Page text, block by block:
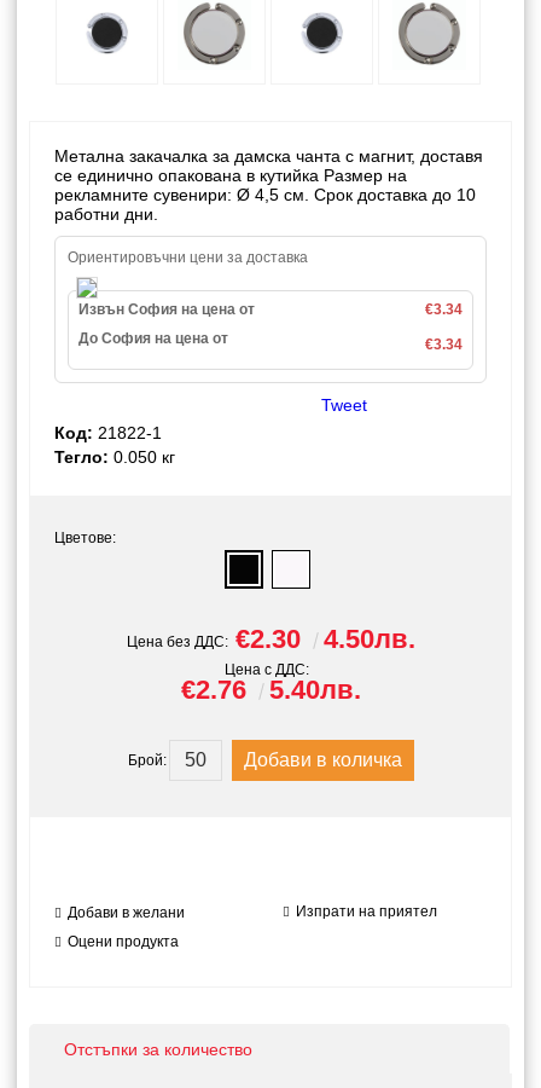
Метална закачалка за дамска чанта с магнит, доставя
се единично опакована в кутийка Размер на
рекламните сувенири: Ø 4,5 см. Срок доставка до 10
работни дни.
Ориентировъчни цени за доставка
Извън София на цена от
€3.34
До София на цена от
€3.34
Tweet
Код: 21822-1
Тегло: 0.050 кг
Цветове:
Цена без ДДС: €2.30 4.50лв.
Цена с ДДС:
€2.76 5.40лв.
Брой:
Добави в желани
Изпрати на приятел
Оцени продукта
Отстъпки за количество